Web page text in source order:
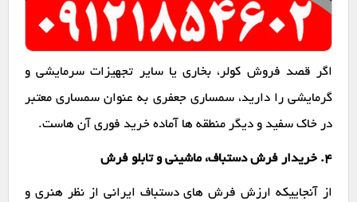
اگر قصد فروش کولر، بخاری یا سایر تجهیزات سرمایشی و
گرمایشی را دارید، سمساری جعفری به عنوان سمساری معتبر
در خاک سفید و دیگر منطقه ها آماده خرید فوری آن هاست.
۴. خریدار فرش دستباف، ماشینی و تابلو فرش
از آنجاییکه ارزش فرش های دستباف ایرانی از نظر هنری و